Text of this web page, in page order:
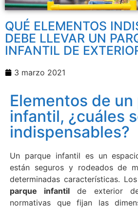
QUÉ ELEMENTOS
DEBE LLEVAR UN
INFANTIL DE
3 marzo 2021
Elementos de
infantil, ¿cuáles
indispensables?
Un parque infantil es un
están seguros y rodeados de
determinadas características. Los
parque infantil de exterior
normativas que fijan las